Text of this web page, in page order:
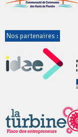
Nos partenaires :